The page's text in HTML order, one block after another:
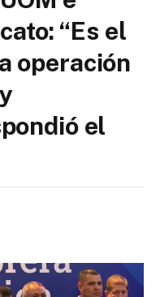
“Es el
operación
el